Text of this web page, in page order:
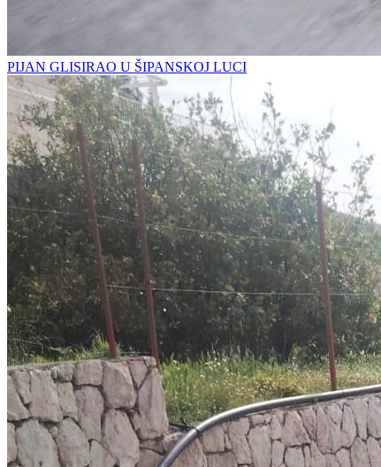
PIJAN GLISIRAO U ŠIPANSKOJ LUCI